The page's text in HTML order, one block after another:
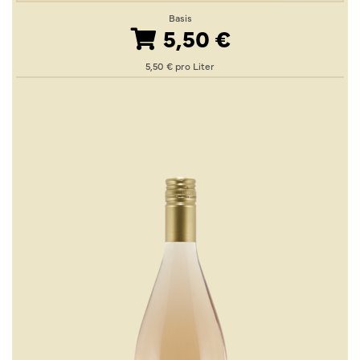
Basis
5,50 €
5,50 € pro Liter